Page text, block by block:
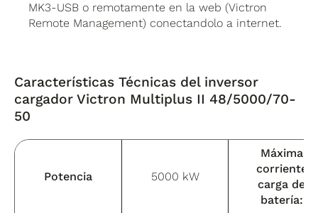
MK3-USB o remotamente en la web (Victron
Remote Management) conectandolo a internet.
Características Técnicas del inversor
cargador Victron Multiplus II 48/5000/70-
50
Potencia 5000 kW
Máxima
corriente
carga de
batería: